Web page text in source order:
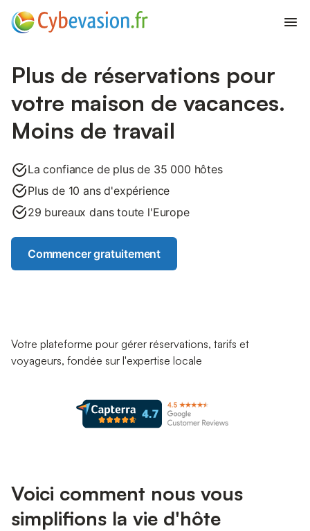
Plus de réservations pour
votre maison de vacances.
Moins de travail
La confiance de plus de 35 000 hôtes
Plus de 10 ans d'expérience
29 bureaux dans toute l'Europe
Commencer gratuitement
Votre plateforme pour gérer réservations, tarifs et
voyageurs, fondée sur l'expertise locale
Voici comment nous vous
simplifions la vie d'hôte